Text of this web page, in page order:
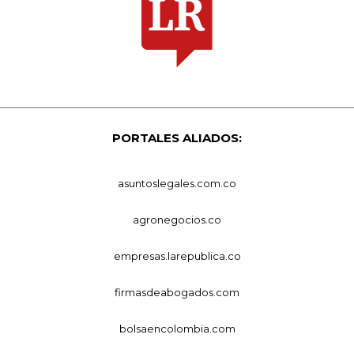
PORTALES ALIADOS:
asuntoslegales.com.co
agronegocios.co
empresas.larepublica.co
firmasdeabogados.com
bolsaencolombia.com